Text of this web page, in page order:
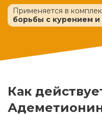
Применяется в
борьбы с курением и
Как